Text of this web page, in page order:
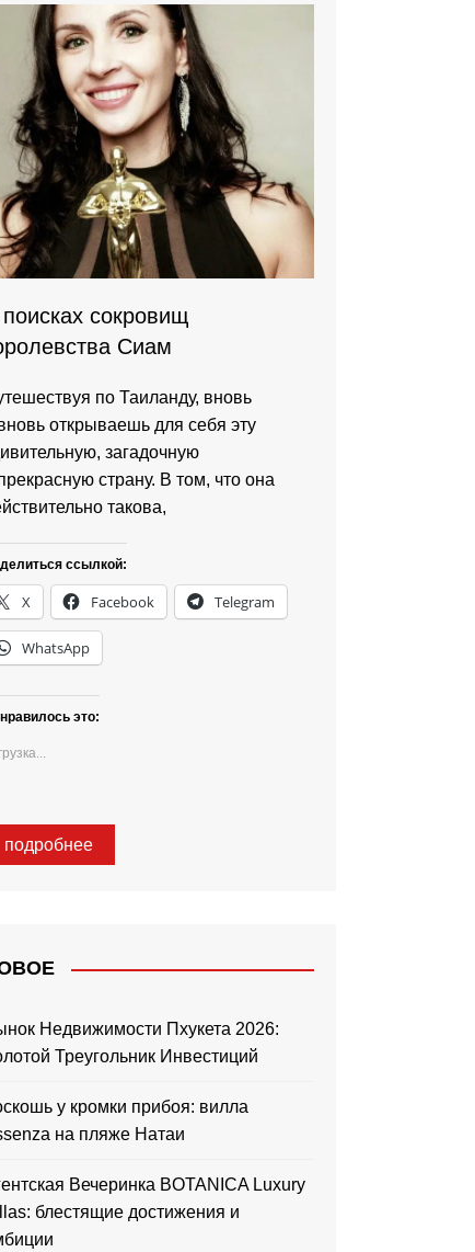
сокровищ
Сиам
по Таиланду, вновь
открываешь для себя эту
загадочную
страну. В том, что она
такова,
ссылкой:
X Facebook Telegram
WhatsApp
это:
подробнее
Недвижимости Пхукета 2026:
Треугольник Инвестиций
у кромки прибоя: вилла
на пляже Натаи
Вечеринка BOTANICA Luxury
блестящие достижения и